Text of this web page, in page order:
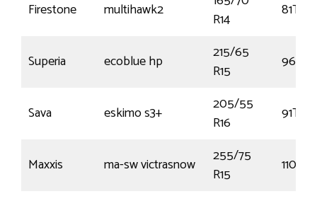
Firestone multihawk2
R14
81T
Superia ecoblue hp
215/65
R15
96H
Sava eskimo s3+
205/55
R16
91T
Maxxis ma-sw victrasnow
255/75
R15
110T